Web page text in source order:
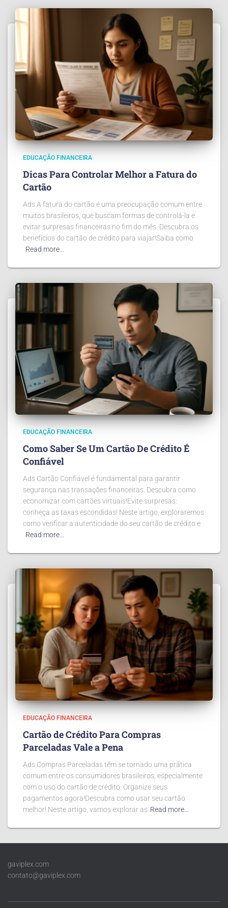
EDUCAÇÃO FINANCEIRA
Dicas Para Controlar Melhor a Fatura do
Cartão
Ads A fatura do cartão é uma preocupação comum entre
muitos brasileiros, que buscam formas de controlá-la e
evitar surpresas financeiras no fim do mês. Descubra os
benefícios do cartão de crédito para viajar!Saiba como
Read more…
EDUCAÇÃO FINANCEIRA
Como Saber Se Um Cartão De Crédito É
Confiável
Ads Cartão Confiável é fundamental para garantir
segurança nas transações financeiras. Descubra como
economizar com cartões virtuais!Evite surpresas:
conheça as taxas escondidas! Neste artigo, exploraremos
como verificar a autenticidade do seu cartão de crédito e
Read more…
EDUCAÇÃO FINANCEIRA
Cartão de Crédito Para Compras
Parceladas Vale a Pena
Ads Compras Parceladas têm se tornado uma prática
comum entre os consumidores brasileiros, especialmente
com o uso do cartão de crédito. Organize seus
pagamentos agora!Descubra como usar seu cartão
melhor! Neste artigo, vamos explorar as Read more…
gaviplex.com
contato@gaviplex.com